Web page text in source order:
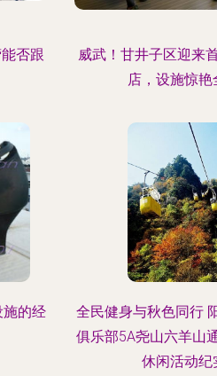
否跟
威武！甘井子区迎来
店，设施惊艳
施的经
全民健身与秋色同行
俱乐部5A尧山六羊山
休闲活动纪